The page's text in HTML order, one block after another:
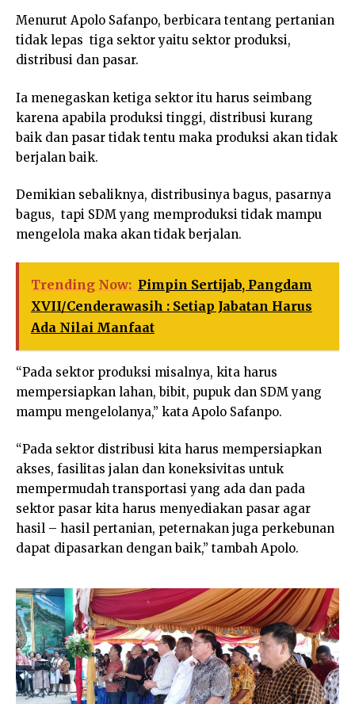
Menurut Apolo Safanpo, berbicara tentang pertanian
tidak lepas tiga sektor yaitu sektor produksi,
distribusi dan pasar.
Ia menegaskan ketiga sektor itu harus seimbang
karena apabila produksi tinggi, distribusi kurang
baik dan pasar tidak tentu maka produksi akan tidak
berjalan baik.
Demikian sebaliknya, distribusinya bagus, pasarnya
bagus, tapi SDM yang memproduksi tidak mampu
mengelola maka akan tidak berjalan.
Trending Now: Pimpin Sertijab, Pangdam
XVII/Cenderawasih : Setiap Jabatan Harus
Ada Nilai Manfaat
“Pada sektor produksi misalnya, kita harus
mempersiapkan lahan, bibit, pupuk dan SDM yang
mampu mengelolanya,” kata Apolo Safanpo.
“Pada sektor distribusi kita harus mempersiapkan
akses, fasilitas jalan dan koneksivitas untuk
mempermudah transportasi yang ada dan pada
sektor pasar kita harus menyediakan pasar agar
hasil – hasil pertanian, peternakan juga perkebunan
dapat dipasarkan dengan baik,” tambah Apolo.